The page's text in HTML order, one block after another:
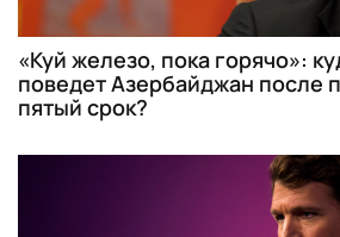
«Куй железо, пока горячо»:
поведет Азербайджан после
пятый срок?